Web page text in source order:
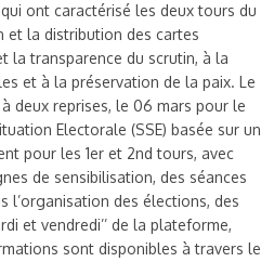
ont caractérisé les deux tours du
et la distribution des cartes
la transparence du scrutin, à la
et à la préservation de la paix. Le
deux reprises, le 06 mars pour le
Electorale (SSE) basée sur un
pour les 1er et 2nd tours, avec
de sensibilisation, des séances
l’organisation des élections, des
et vendredi’’ de la plateforme,
sont disponibles à travers le